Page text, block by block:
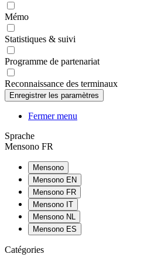
Mémo
Statistiques & suivi
Programme de partenariat
Reconnaissance des terminaux
Fermer menu
Sprache
Mensono FR
Mensono
Mensono EN
Mensono FR
Mensono IT
Mensono NL
Mensono ES
Catégories